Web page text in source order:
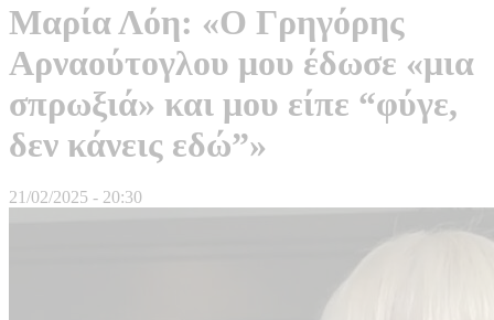
Μαρία Λόη: «Ο Γρηγόρης
Αρναούτογλου μου έδωσε «μια
σπρωξιά» και μου είπε “φύγε,
δεν κάνεις εδώ”»
21/02/2025 - 20:30